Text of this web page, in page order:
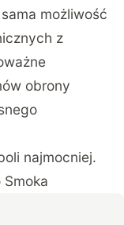
możliwość
z
obrony
najmocniej.